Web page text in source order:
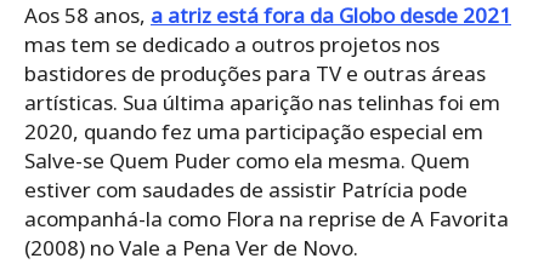
Aos 58 anos, a atriz está fora da Globo desde 2021
mas tem se dedicado a outros projetos nos
bastidores de produções para TV e outras áreas
artísticas. Sua última aparição nas telinhas foi em
2020, quando fez uma participação especial em
Salve-se Quem Puder como ela mesma. Quem
estiver com saudades de assistir Patrícia pode
acompanhá-la como Flora na reprise de A Favorita
(2008) no Vale a Pena Ver de Novo.